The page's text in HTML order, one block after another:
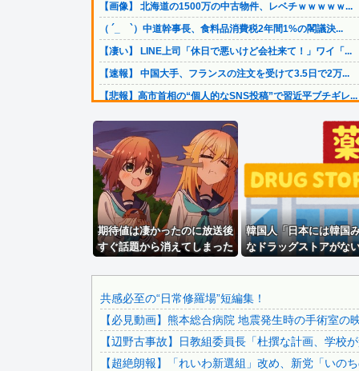
【画像】 北海道の1500万の中古物件、レベチｗｗｗｗｗ...
（ ´_ゝ`）中道幹事長、食料品消費税2年間1%の閣議決...
【凄い】 LINE上司「休日で悪いけど会社来て！」ワイ「...
【速報】 中国大手、フランスの注文を受けて3.5日で2万...
【悲報】高市首相の“個人的なSNS投稿”で習近平ブチギレ...
女さん、ワンピースグッズを大量注文→全キャンセルで逮
【草】アル中「水飲みたくない！」 グラス「はい転倒」
【画像】田中みな実さん、妊娠中とは思えないヒール姿で
【ラブライブ！虹ヶ咲学園スクールアイドル同好会】フリ
【アークナイツ】Gift+シリーズ「純燼エイヤフィヤトラ...
店員さんにタメ口するやつｗｗｗｗｗｗｗｗｗｗｗｗｗｗ
【画像】24歳の人妻さん、露天風呂で撮られるｗｗｗｗｗ...
【衝撃】中国製ルーター20機種にバックドア発見！ ネット
【動画】ママさん「新しい洗濯機買って1発目に回したらコ
駅で吐いて倒れてる女子が居たから水を買って渡したらこ
【速報】イオンモール熊本の爆発原因が判明！！！！
【動画】新型のさすまた、限界突破ｗｗｗｗｗｗ
期待値は凄かったのに放送後
すぐ話題から消えてしまった
韓国人「日本には韓国
なドラッグストアがな
仕方がないんだそうで
共感必至の“日常修羅場”短編集！
【必見動画】熊本総合病院 地震発生時の手術室
【辺野古事故】日教組委員長「杜撰な計画、学校
【超絶朗報】「れいわ新選組」改め、新党「いの